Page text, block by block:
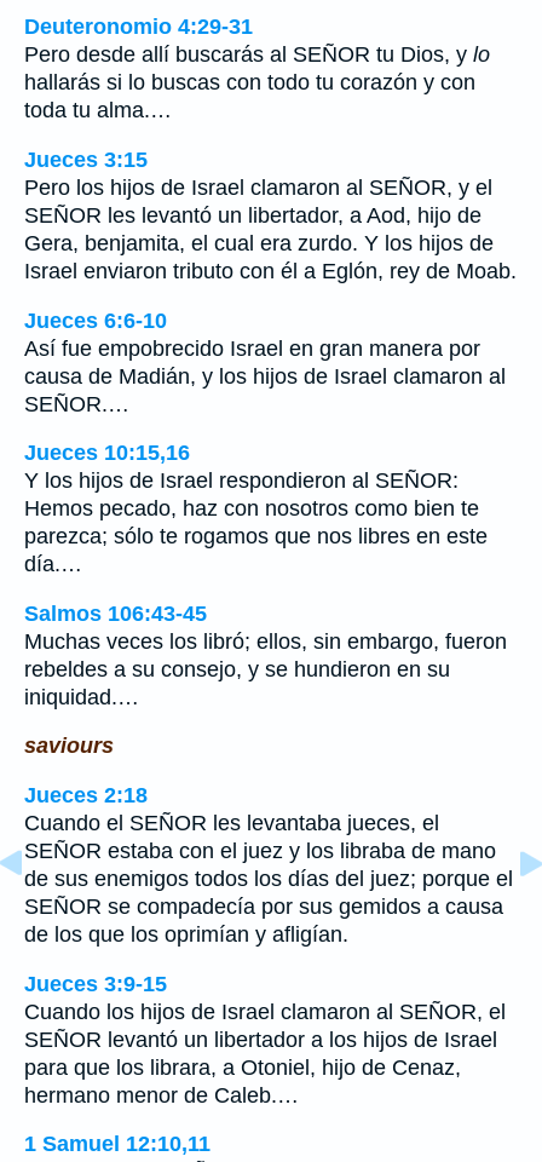
Deuteronomio 4:29-31
Pero desde allí buscarás al SEÑOR tu Dios, y lo
hallarás si lo buscas con todo tu corazón y con
toda tu alma.…
Jueces 3:15
Pero los hijos de Israel clamaron al SEÑOR, y el
SEÑOR les levantó un libertador, a Aod, hijo de
Gera, benjamita, el cual era zurdo. Y los hijos de
Israel enviaron tributo con él a Eglón, rey de Moab.
Jueces 6:6-10
Así fue empobrecido Israel en gran manera por
causa de Madián, y los hijos de Israel clamaron al
SEÑOR.…
Jueces 10:15,16
Y los hijos de Israel respondieron al SEÑOR:
Hemos pecado, haz con nosotros como bien te
parezca; sólo te rogamos que nos libres en este
día.…
Salmos 106:43-45
Muchas veces los libró; ellos, sin embargo, fueron
rebeldes a su consejo, y se hundieron en su
iniquidad.…
saviours
Jueces 2:18
Cuando el SEÑOR les levantaba jueces, el
SEÑOR estaba con el juez y los libraba de mano
de sus enemigos todos los días del juez; porque el
SEÑOR se compadecía por sus gemidos a causa
de los que los oprimían y afligían.
Jueces 3:9-15
Cuando los hijos de Israel clamaron al SEÑOR, el
SEÑOR levantó un libertador a los hijos de Israel
para que los librara, a Otoniel, hijo de Cenaz,
hermano menor de Caleb.…
1 Samuel 12:10,11